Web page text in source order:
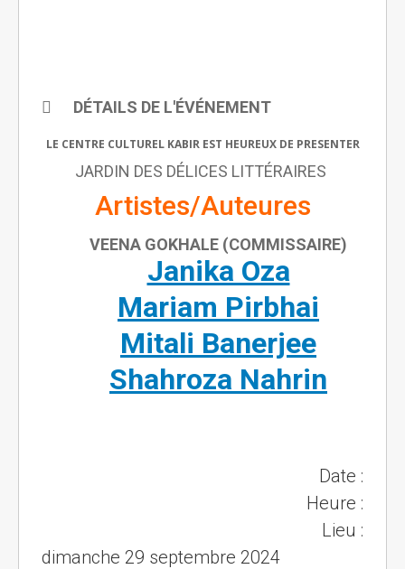
DÉTAILS DE L'ÉVÉNEMENT
LE CENTRE CULTUREL KABIR EST HEUREUX DE PRESENTER
JARDIN DES DÉLICES LITTÉRAIRES
Artistes/Auteures
VEENA GOKHALE (COMMISSAIRE)
Janika Oza
Mariam Pirbhai
Mitali Banerjee
Shahroza Nahrin
Date :
Heure :
Lieu :
dimanche 29 septembre 2024